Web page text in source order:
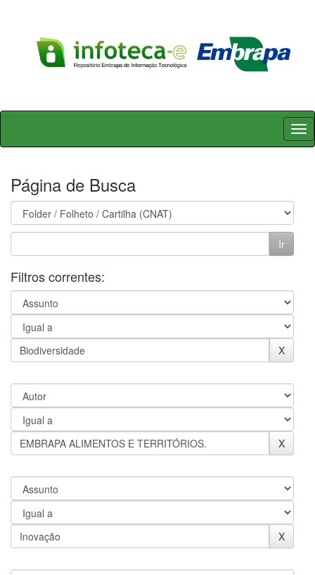
Skip
Página de Busca
Filtros correntes: